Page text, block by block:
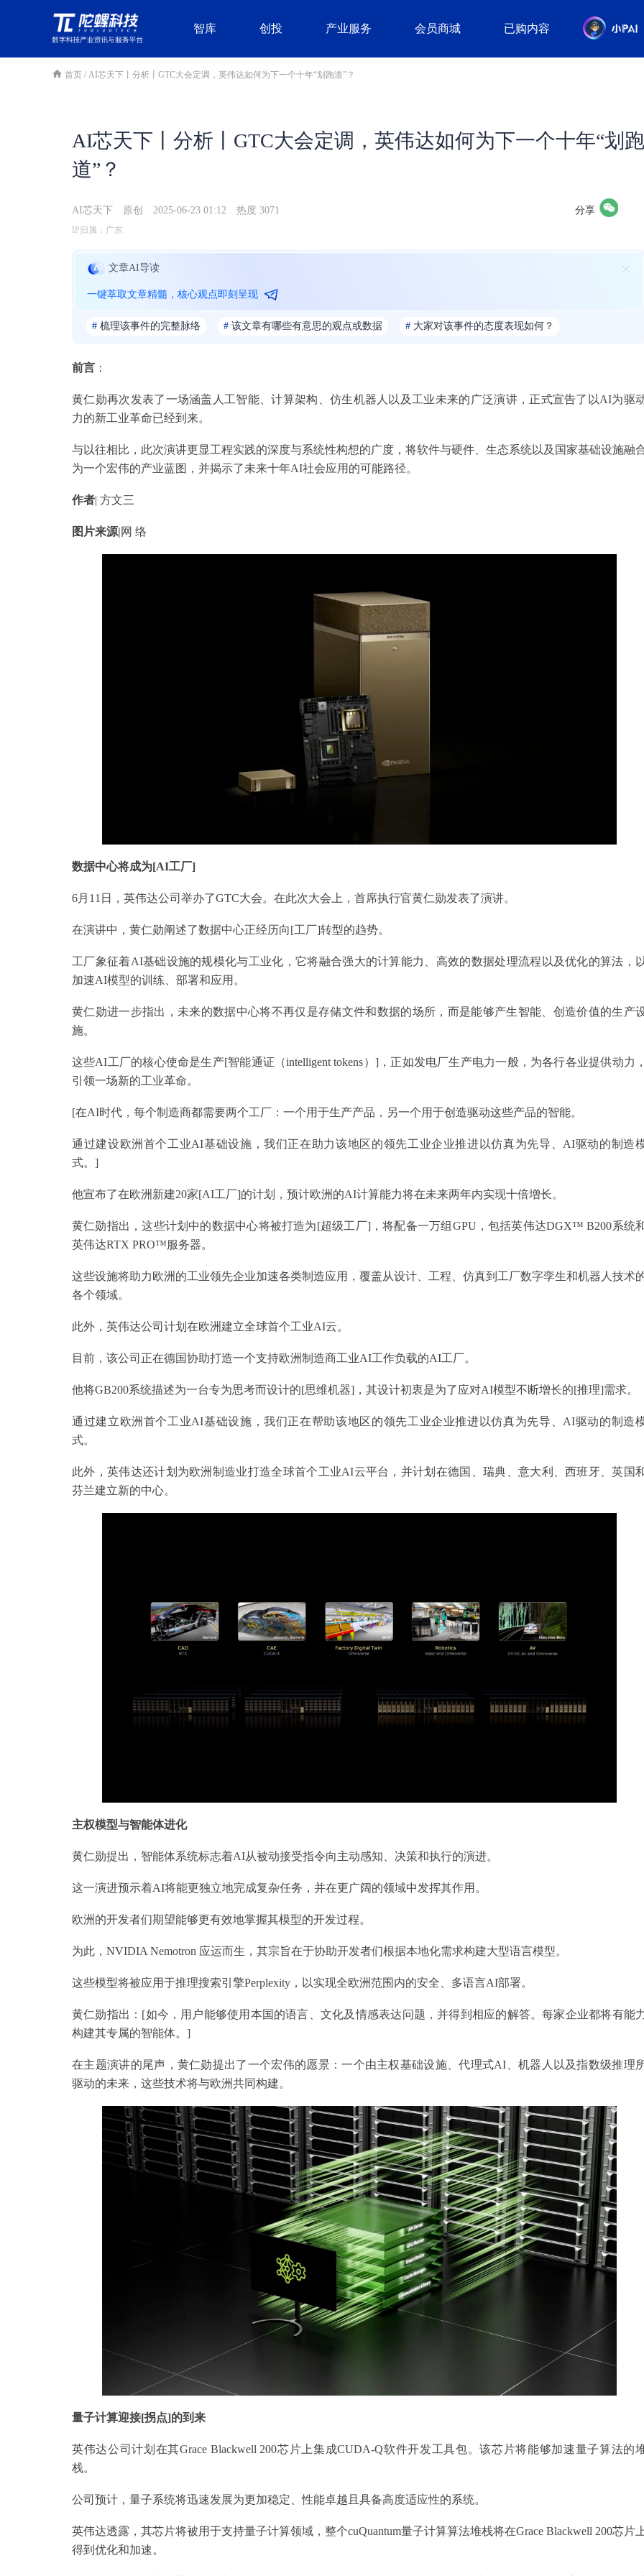
智库 创投 产业服务 会员商城 已购内容
首页 / AI芯天下丨分析丨GTC大会定调，英伟达如何为下一个十年“划跑道”？
AI芯天下丨分析丨GTC大会定调，英伟达如何为下一个十年“划跑
道”？
AI芯天下 原创 2025-06-23 01:12 热度 3071 分享
IP归属：广东
文章AI导读
一键萃取文章精髓，核心观点即刻呈现
# 梳理该事件的完整脉络 # 该文章有哪些有意思的观点或数据 # 大家对该事件的态度表现如何？
前言 ：
黄仁勋再次发表了一场涵盖人工智能、计算架构、仿生机器人以及工业未来的广泛演讲，正式宣告了以AI为驱
力的新工业革命已经到来。
与以往相比，此次演讲更显工程实践的深度与系统性构想的广度，将软件与硬件、生态系统以及国家基础设施融
为一个宏伟的产业蓝图，并揭示了未来十年AI社会应用的可能路径。
作者 | 方文三
图片来源| 网 络
数据中心将成为[AI工厂]
6月11日，英伟达公司举办了GTC大会。在此次大会上，首席执行官黄仁勋发表了演讲。
在演讲中，黄仁勋阐述了数据中心正经历向[工厂]转型的趋势。
工厂象征着AI基础设施的规模化与工业化，它将融合强大的计算能力、高效的数据处理流程以及优化的算法，
加速AI模型的训练、部署和应用。
黄仁勋进一步指出，未来的数据中心将不再仅是存储文件和数据的场所，而是能够产生智能、创造价值的生产
施。
这些AI工厂的核心使命是生产[智能通证（intelligent tokens）]，正如发电厂生产电力一般，为各行各业提供动力
引领一场新的工业革命。
[在AI时代，每个制造商都需要两个工厂：一个用于生产产品，另一个用于创造驱动这些产品的智能。
通过建设欧洲首个工业AI基础设施，我们正在助力该地区的领先工业企业推进以仿真为先导、AI驱动的制造
式。]
他宣布了在欧洲新建20家[AI工厂]的计划，预计欧洲的AI计算能力将在未来两年内实现十倍增长。
黄仁勋指出，这些计划中的数据中心将被打造为[超级工厂]，将配备一万组GPU，包括英伟达DGX™ B200系统
英伟达RTX PRO™服务器。
这些设施将助力欧洲的工业领先企业加速各类制造应用，覆盖从设计、工程、仿真到工厂数字孪生和机器人技术
各个领域。
此外，英伟达公司计划在欧洲建立全球首个工业AI云。
目前，该公司正在德国协助打造一个支持欧洲制造商工业AI工作负载的AI工厂。
他将GB200系统描述为一台专为思考而设计的[思维机器]，其设计初衷是为了应对AI模型不断增长的[推理]需求。
通过建立欧洲首个工业AI基础设施，我们正在帮助该地区的领先工业企业推进以仿真为先导、AI驱动的制造
式。
此外，英伟达还计划为欧洲制造业打造全球首个工业AI云平台，并计划在德国、瑞典、意大利、西班牙、英国
芬兰建立新的中心。
主权模型与智能体进化
黄仁勋提出，智能体系统标志着AI从被动接受指令向主动感知、决策和执行的演进。
这一演进预示着AI将能更独立地完成复杂任务，并在更广阔的领域中发挥其作用。
欧洲的开发者们期望能够更有效地掌握其模型的开发过程。
为此，NVIDIA Nemotron 应运而生，其宗旨在于协助开发者们根据本地化需求构建大型语言模型。
这些模型将被应用于推理搜索引擎Perplexity，以实现全欧洲范围内的安全、多语言AI部署。
黄仁勋指出：[如今，用户能够使用本国的语言、文化及情感表达问题，并得到相应的解答。每家企业都将有能
构建其专属的智能体。]
在主题演讲的尾声，黄仁勋提出了一个宏伟的愿景：一个由主权基础设施、代理式AI、机器人以及指数级推理
驱动的未来，这些技术将与欧洲共同构建。
量子计算迎接[拐点]的到来
英伟达公司计划在其Grace Blackwell 200芯片上集成CUDA-Q软件开发工具包。该芯片将能够加速量子算法的
栈。
公司预计，量子系统将迅速发展为更加稳定、性能卓越且具备高度适应性的系统。
英伟达透露，其芯片将被用于支持量子计算领域，整个cuQuantum量子计算算法堆栈将在Grace Blackwell 200芯片
得到优化和加速。